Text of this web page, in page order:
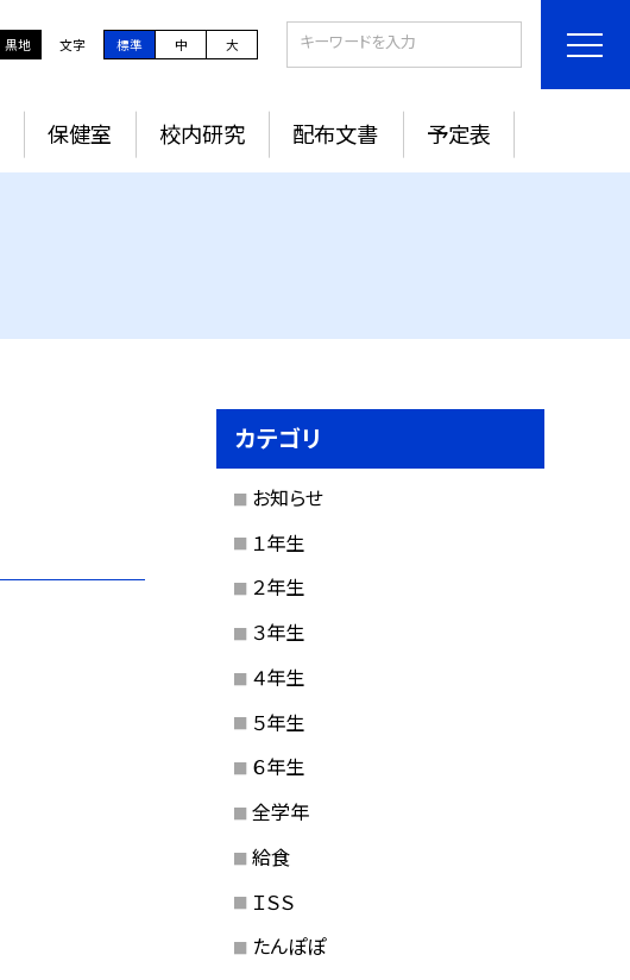
黒地 文字 標準 中 大
保健室 校内研究 配布文書 予定表
カテゴリ
お知らせ
１年生
２年生
３年生
４年生
５年生
６年生
全学年
給食
ＩＳＳ
たんぽぽ